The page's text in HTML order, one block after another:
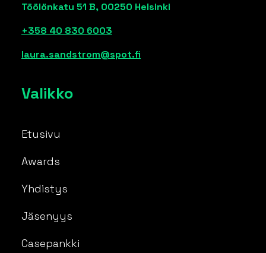
Töölönkatu 51 B, 00250 Helsinki
+358 40 830 6003
laura.sandstrom@spot.fi
Valikko
Etusivu
Awards
Yhdistys
Jäsenyys
Casepankki